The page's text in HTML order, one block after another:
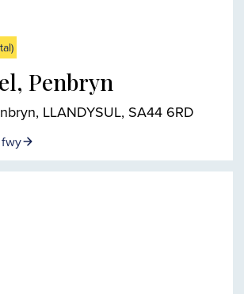
Penbryn
LLANDYSUL, SA44 6RD